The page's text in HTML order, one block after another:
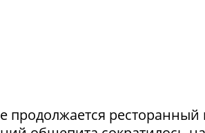
продолжается